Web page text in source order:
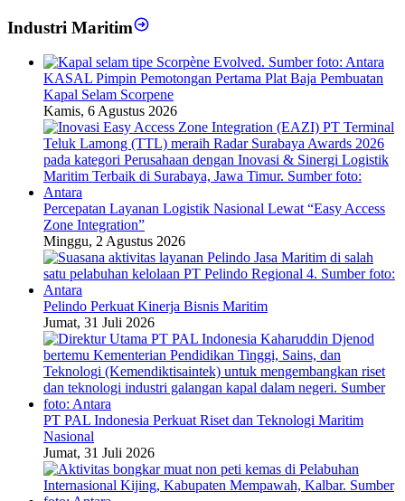
Industri Maritim
KASAL Pimpin Pemotongan Pertama Plat Baja Pembuatan
Kapal Selam Scorpene
Kamis, 6 Agustus 2026
Percepatan Layanan Logistik Nasional Lewat “Easy Access
Zone Integration”
Minggu, 2 Agustus 2026
Pelindo Perkuat Kinerja Bisnis Maritim
Jumat, 31 Juli 2026
PT PAL Indonesia Perkuat Riset dan Teknologi Maritim
Nasional
Jumat, 31 Juli 2026